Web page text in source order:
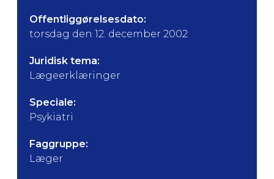
Offentliggørelsesdato:
torsdag den 12. december 2002
Juridisk tema:
Lægeerklæringer
Speciale:
Psykiatri
Faggruppe:
Læger